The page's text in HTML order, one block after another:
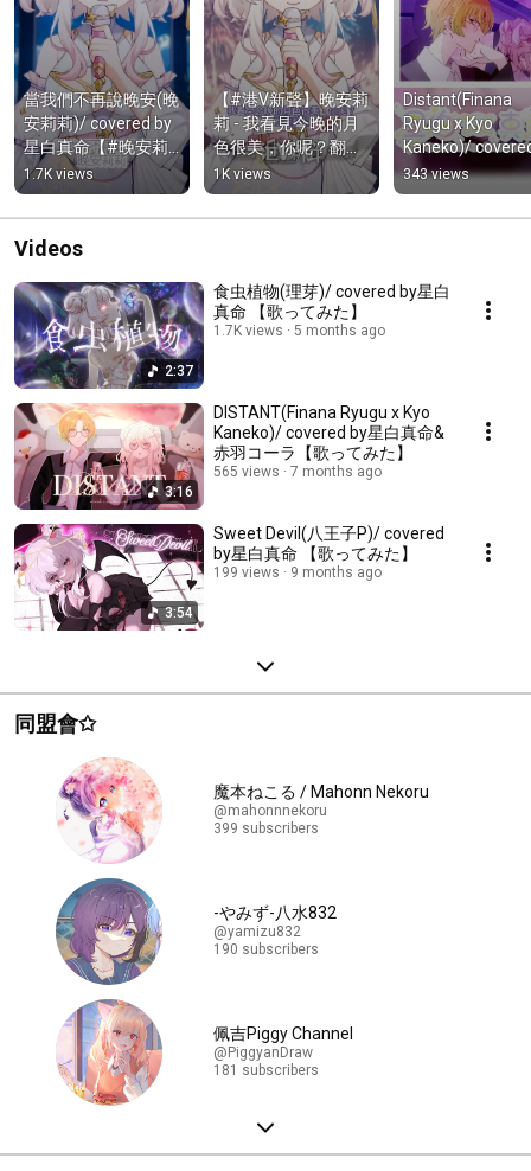
當我們不再說晚安(晚
安莉莉)/ covered by
星白真命【#晚安莉
莉 #NoMoreGN  #當
我們不再說晚安 #晚
安 #香港Vtuber #流
行廣東歌 #粵語 #翻
1.7K views
【#港V新聲】晚安莉
莉 - 我看見今晚的月
色很美，你呢？翻唱
#shorts 【星白真命|
#香港Vtuber】 #流
行廣東歌 #粵語
1K views
Distant(Finana
Ryugu x Kyo
Kaneko)/
星白真命&赤羽
ラ【#歌ってみ
#cover
343 views
Videos
2:37
食虫植物(理芽)/ covered by星白
真命 【歌ってみた】
1.7K views 5 months ago
3:16
DISTANT(Finana Ryugu x Kyo
Kaneko)/ covered by星白真命&
赤羽コーラ【歌ってみた】
565 views 7 months ago
3:54
Sweet Devil(八王子P)/ covered
by星白真命 【歌ってみた】
199 views 9 months ago
同盟會✩
魔本ねこる / Mahonn Nekoru
@mahonnnekoru
399 subscribers
-やみず-八水832
@yamizu832
190 subscribers
佩吉Piggy Channel
@PiggyanDraw
181 subscribers